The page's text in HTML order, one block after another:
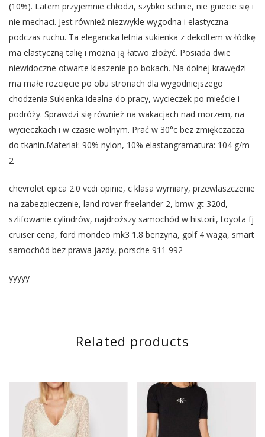
(10%). Latem przyjemnie chłodzi, szybko schnie, nie gniecie się i
nie mechaci. Jest również niezwykle wygodna i elastyczna
podczas ruchu. Ta elegancka letnia sukienka z dekoltem w łódkę
ma elastyczną talię i można ją łatwo złożyć. Posiada dwie
niewidoczne otwarte kieszenie po bokach. Na dolnej krawędzi
ma małe rozcięcie po obu stronach dla wygodniejszego
chodzenia.Sukienka idealna do pracy, wycieczek po mieście i
podróży. Sprawdzi się również na wakacjach nad morzem, na
wycieczkach i w czasie wolnym. Prać w 30°c bez zmiękczacza
do tkanin.Materiał: 90% nylon, 10% elastangramatura: 104 g/m
2
chevrolet epica 2.0 vcdi opinie, c klasa wymiary, przewlaszczenie
na zabezpieczenie, land rover freelander 2, bmw gt 320d,
szlifowanie cylindrów, najdroższy samochód w historii, toyota fj
cruiser cena, ford mondeo mk3 1.8 benzyna, golf 4 waga, smart
samochód bez prawa jazdy, porsche 911 992
yyyyy
Related products